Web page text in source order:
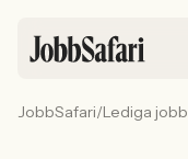
JobbSafari/Lediga jobb